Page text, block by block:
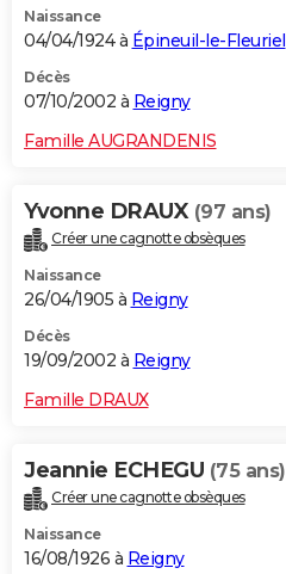
Naissance
04/04/1924 à Épineuil-le-Fleuriel
Décès
07/10/2002 à Reigny
Famille AUGRANDENIS
Yvonne DRAUX (97 ans)
Créer une cagnotte obsèques
Naissance
26/04/1905 à Reigny
Décès
19/09/2002 à Reigny
Famille DRAUX
Jeannie ECHEGU (75 ans)
Créer une cagnotte obsèques
Naissance
16/08/1926 à Reigny